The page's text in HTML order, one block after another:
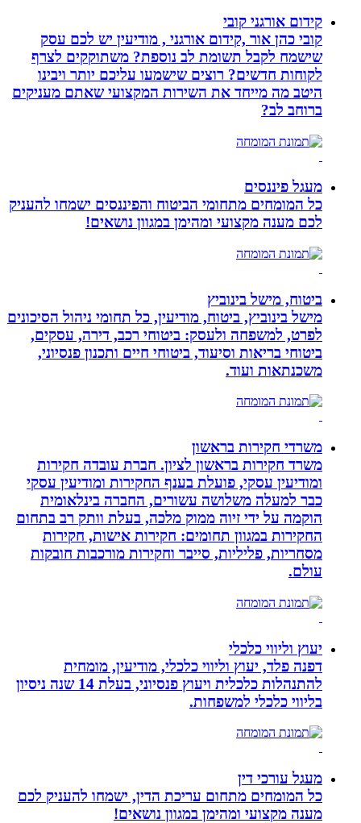
קידום אורגני קובי
קובי כהן אור ,קידום אורגני , מודיעין יש לכם עסק
שישמח לקבל תשומת לב נוספת? משתוקקים לצרף
לקוחות חדשים? רוצים שישמעו עליכם יותר ויבינו
היטב מה מייחד את השירות המקצועי שאתם מעניקים
ברוחב לב?
מעגל פיננסים
כל המומחים מתחומי הביטוח והפיננסים ישמחו להעניק
לכם מענה מקצועי ומהימן במגוון נושאים!
ביטוח, מישל בינוביץ
מישל בינוביץ, ביטוח, מודיעין, כל תחומי ניהול הסיכונים
לפרט, למשפחה ולעסק: ביטוחי רכב, דירה, עסקים,
ביטוחי בריאות וסיעוד, ביטוחי חיים ותכנון פנסיוני,
משכנתאות ועוד.
משרדי חקירות בראשון
משרד חקירות בראשון לציון. חברת עובדה חקירות
ומודיעין עסקי, פועלת בענף החקירות ומודיעין עסקי
כבר למעלה משלושה עשורים, החברה בינלאומית
הוקמה על ידי זיוה ממוק מלכה, בעלת וותק רב בתחום
החקירות במגוון תחומים: חקירות אישות, חקירות
מסחריות, פליליות, סייבר וחקירות מורכבות חובקות
עולם.
יעוץ וליווי כלכלי
דפנה פלד, יעוץ וליווי כלכלי, מודיעין, מומחית
להתנהלות כלכלית ויעוץ פנסיוני, בעלת 14 שנה ניסיון
בליווי כלכלי למשפחות.
מעגל עורכי דין
כל המומחים מתחום עריכת הדין, ישמחו להעניק לכם
מענה מקצועי ומהימן במגוון נושאים!